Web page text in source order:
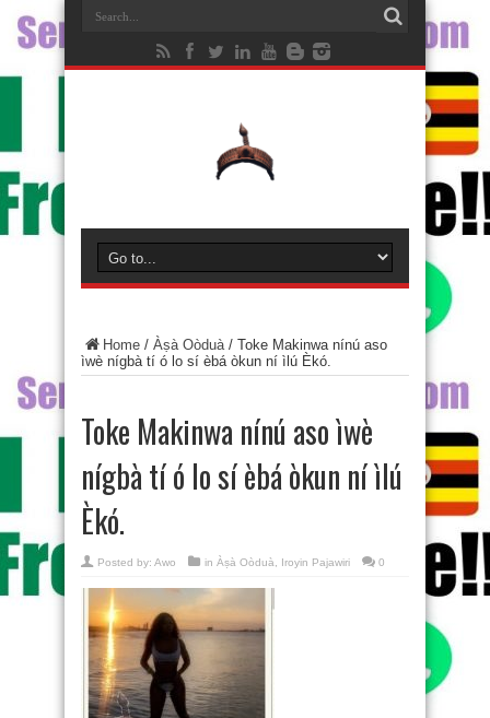
Home / Àṣà Oòduà/ Toke Makinwa nínú aso
ìwè nígbà tí ó lo sí èbá òkun ní ìlú Èkó.
Toke Makinwa nínú aso ìwè
nígbà tí ó lo sí èbá òkun ní ìlú
Èkó.
Posted by: Awo in Àṣà Oòduà Iroyin Pajawiri 0